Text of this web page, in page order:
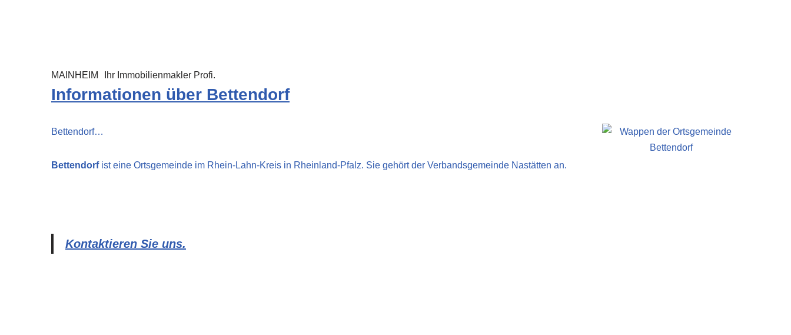
MAINHEIM Ihr Immobilienmakler Profi.
Informationen über Bettendorf
Bettendorf…
Bettendorfist eine Ortsgemeinde im Rhein-Lahn-Kreis in Rheinland-Pfalz. Sie gehört der Verbandsgemeinde Nastätten an.
Kontaktieren Sie uns.